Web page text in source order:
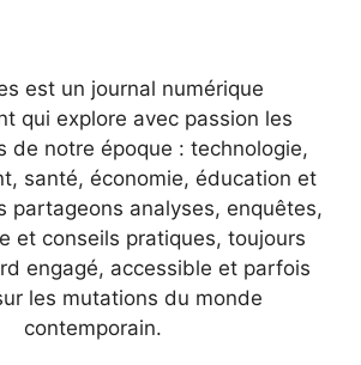
est un journal numérique
qui explore avec passion les
de notre époque : technologie,
santé, économie, éducation et
partageons analyses, enquêtes,
et conseils pratiques, toujours
engagé, accessible et parfois
les mutations du monde
contemporain.